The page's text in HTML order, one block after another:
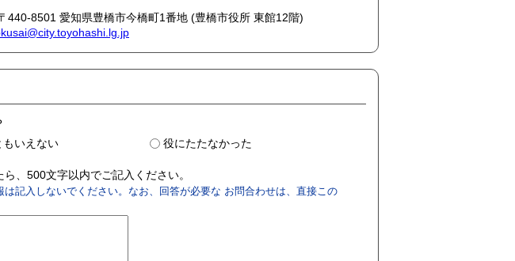
440-8501 愛知県豊橋市今橋町1番地 (豊橋市役所 東館12階)
もいえない 役にたたなかった
、500文字以内でご記入ください。
は記入しないでください。なお、回答が必要な お問合わせは、直接この